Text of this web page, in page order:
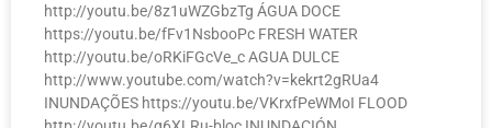
http://youtu.be/8z1uWZGbzTg ÁGUA DOCE
https://youtu.be/fFv1NsbooPc FRESH WATER
http://youtu.be/oRKiFGcVe_c AGUA DULCE
http://www.youtube.com/watch?v=kekrt2gRUa4
INUNDAÇÕES https://youtu.be/VKrxfPeWMoI FLOOD